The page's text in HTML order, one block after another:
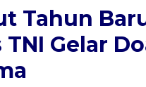
Baru
2020,
Mabes
TNI
Doa
Tahun
TNI Gelar